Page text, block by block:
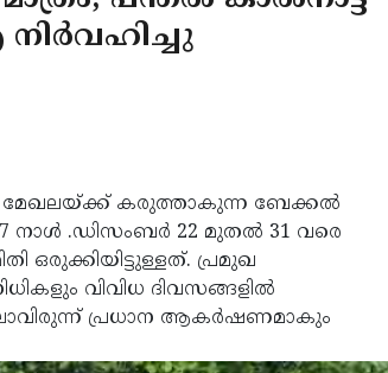
മേഖലയ്ക്ക് കരുത്താകുന്ന ബേക്കൽ
നാൾ .ഡിസംബര്‍ 22 മുതല്‍ 31 വരെ
ഒരുക്കിയിട്ടുള്ളത്. പ്രമുഖ
വിവിധ ദിവസങ്ങളിൽ
പ്രധാന ആകർഷണമാകും